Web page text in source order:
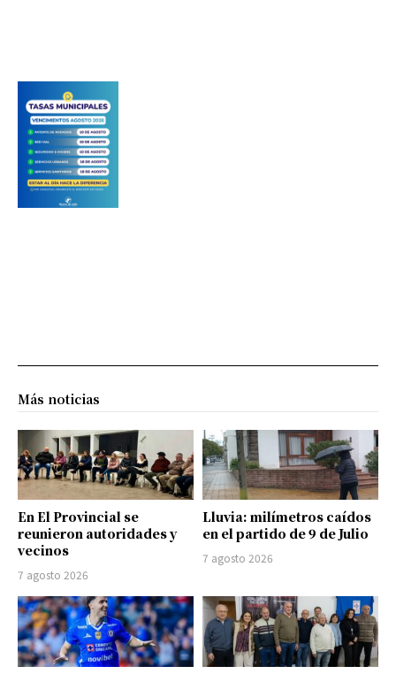
Más noticias
En El Provincial se
reunieron autoridades y
vecinos
7 agosto 2026
Lluvia: milímetros caídos
en el partido de 9 de Julio
7 agosto 2026